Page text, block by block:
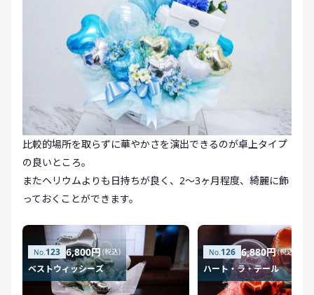
比較的場所を取らずに華やかさを演出できるのが卓上タイプ
の良いところ。
またヘリウムよりも日持ちが良く、2〜3ヶ月程度、綺麗に飾
っておくことができます。
123 6,800円(税込)
ベストウィッシーズ
126 6,880円(税込)
ハート・ラ・テール